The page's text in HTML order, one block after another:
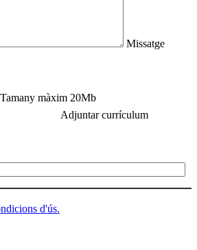
Missatge
màxim 20Mb
Adjuntar currículum
d'ús.